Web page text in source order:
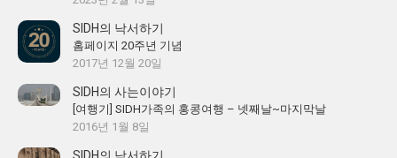
SIDH의 낙서하기
홈페이지 20주년 기념
2017년 12월 20일
SIDH의 사는이야기
[여행기] SIDH가족의 홍콩여행 – 넷째날~마지막날
2016년 1월 8일
SIDH의 낙서하기